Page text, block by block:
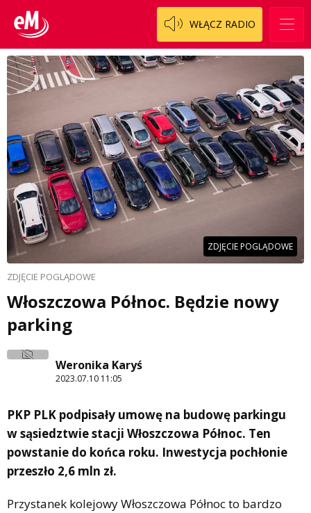
WŁĄCZ RADIO
ZDJĘCIE POGLĄDOWE
ZDJĘCIE POGLĄDOWE
Włoszczowa Północ. Będzie nowy
parking
Weronika Karyś
2023.07.10 11:05
PKP PLK podpisały umowę na budowę parkingu
w sąsiedztwie stacji Włoszczowa Północ. Ten
powstanie do końca roku. Inwestycja pochłonie
przeszło 2,6 mln zł.
Przystanek kolejowy Włoszczowa Północ to bardzo